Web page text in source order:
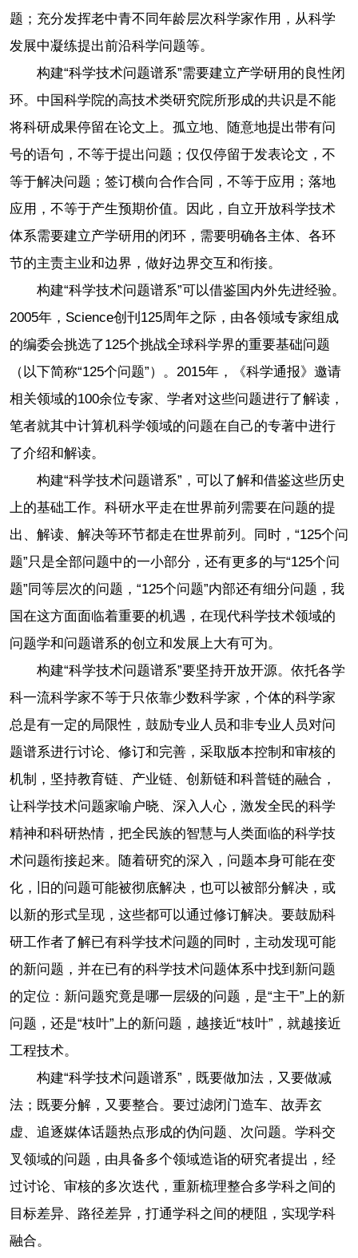
题；充分发挥老中青不同年龄层次科学家作用，从科学
发展中凝练提出前沿科学问题等。
构建“科学技术问题谱系”需要建立产学研用的良性闭
环。中国科学院的高技术类研究院所形成的共识是不能
将科研成果停留在论文上。孤立地、随意地提出带有问
号的语句，不等于提出问题；仅仅停留于发表论文，不
等于解决问题；签订横向合作合同，不等于应用；落地
应用，不等于产生预期价值。因此，自立开放科学技术
体系需要建立产学研用的闭环，需要明确各主体、各环
节的主责主业和边界，做好边界交互和衔接。
构建“科学技术问题谱系”可以借鉴国内外先进经验。
2005年，Science创刊125周年之际，由各领域专家组成
的编委会挑选了125个挑战全球科学界的重要基础问题
（以下简称“125个问题”）。2015年，《科学通报》邀请
相关领域的100余位专家、学者对这些问题进行了解读，
笔者就其中计算机科学领域的问题在自己的专著中进行
了介绍和解读。
构建“科学技术问题谱系”，可以了解和借鉴这些历史
上的基础工作。科研水平走在世界前列需要在问题的提
出、解读、解决等环节都走在世界前列。同时，“125个问
题”只是全部问题中的一小部分，还有更多的与“125个问
题”同等层次的问题，“125个问题”内部还有细分问题，我
国在这方面面临着重要的机遇，在现代科学技术领域的
问题学和问题谱系的创立和发展上大有可为。
构建“科学技术问题谱系”要坚持开放开源。依托各学
科一流科学家不等于只依靠少数科学家，个体的科学家
总是有一定的局限性，鼓励专业人员和非专业人员对问
题谱系进行讨论、修订和完善，采取版本控制和审核的
机制，坚持教育链、产业链、创新链和科普链的融合，
让科学技术问题家喻户晓、深入人心，激发全民的科学
精神和科研热情，把全民族的智慧与人类面临的科学技
术问题衔接起来。随着研究的深入，问题本身可能在变
化，旧的问题可能被彻底解决，也可以被部分解决，或
以新的形式呈现，这些都可以通过修订解决。要鼓励科
研工作者了解已有科学技术问题的同时，主动发现可能
的新问题，并在已有的科学技术问题体系中找到新问题
的定位：新问题究竟是哪一层级的问题，是“主干”上的新
问题，还是“枝叶”上的新问题，越接近“枝叶”，就越接近
工程技术。
构建“科学技术问题谱系”，既要做加法，又要做减
法；既要分解，又要整合。要过滤闭门造车、故弄玄
虚、追逐媒体话题热点形成的伪问题、次问题。学科交
叉领域的问题，由具备多个领域造诣的研究者提出，经
过讨论、审核的多次迭代，重新梳理整合多学科之间的
目标差异、路径差异，打通学科之间的梗阻，实现学科
融合。